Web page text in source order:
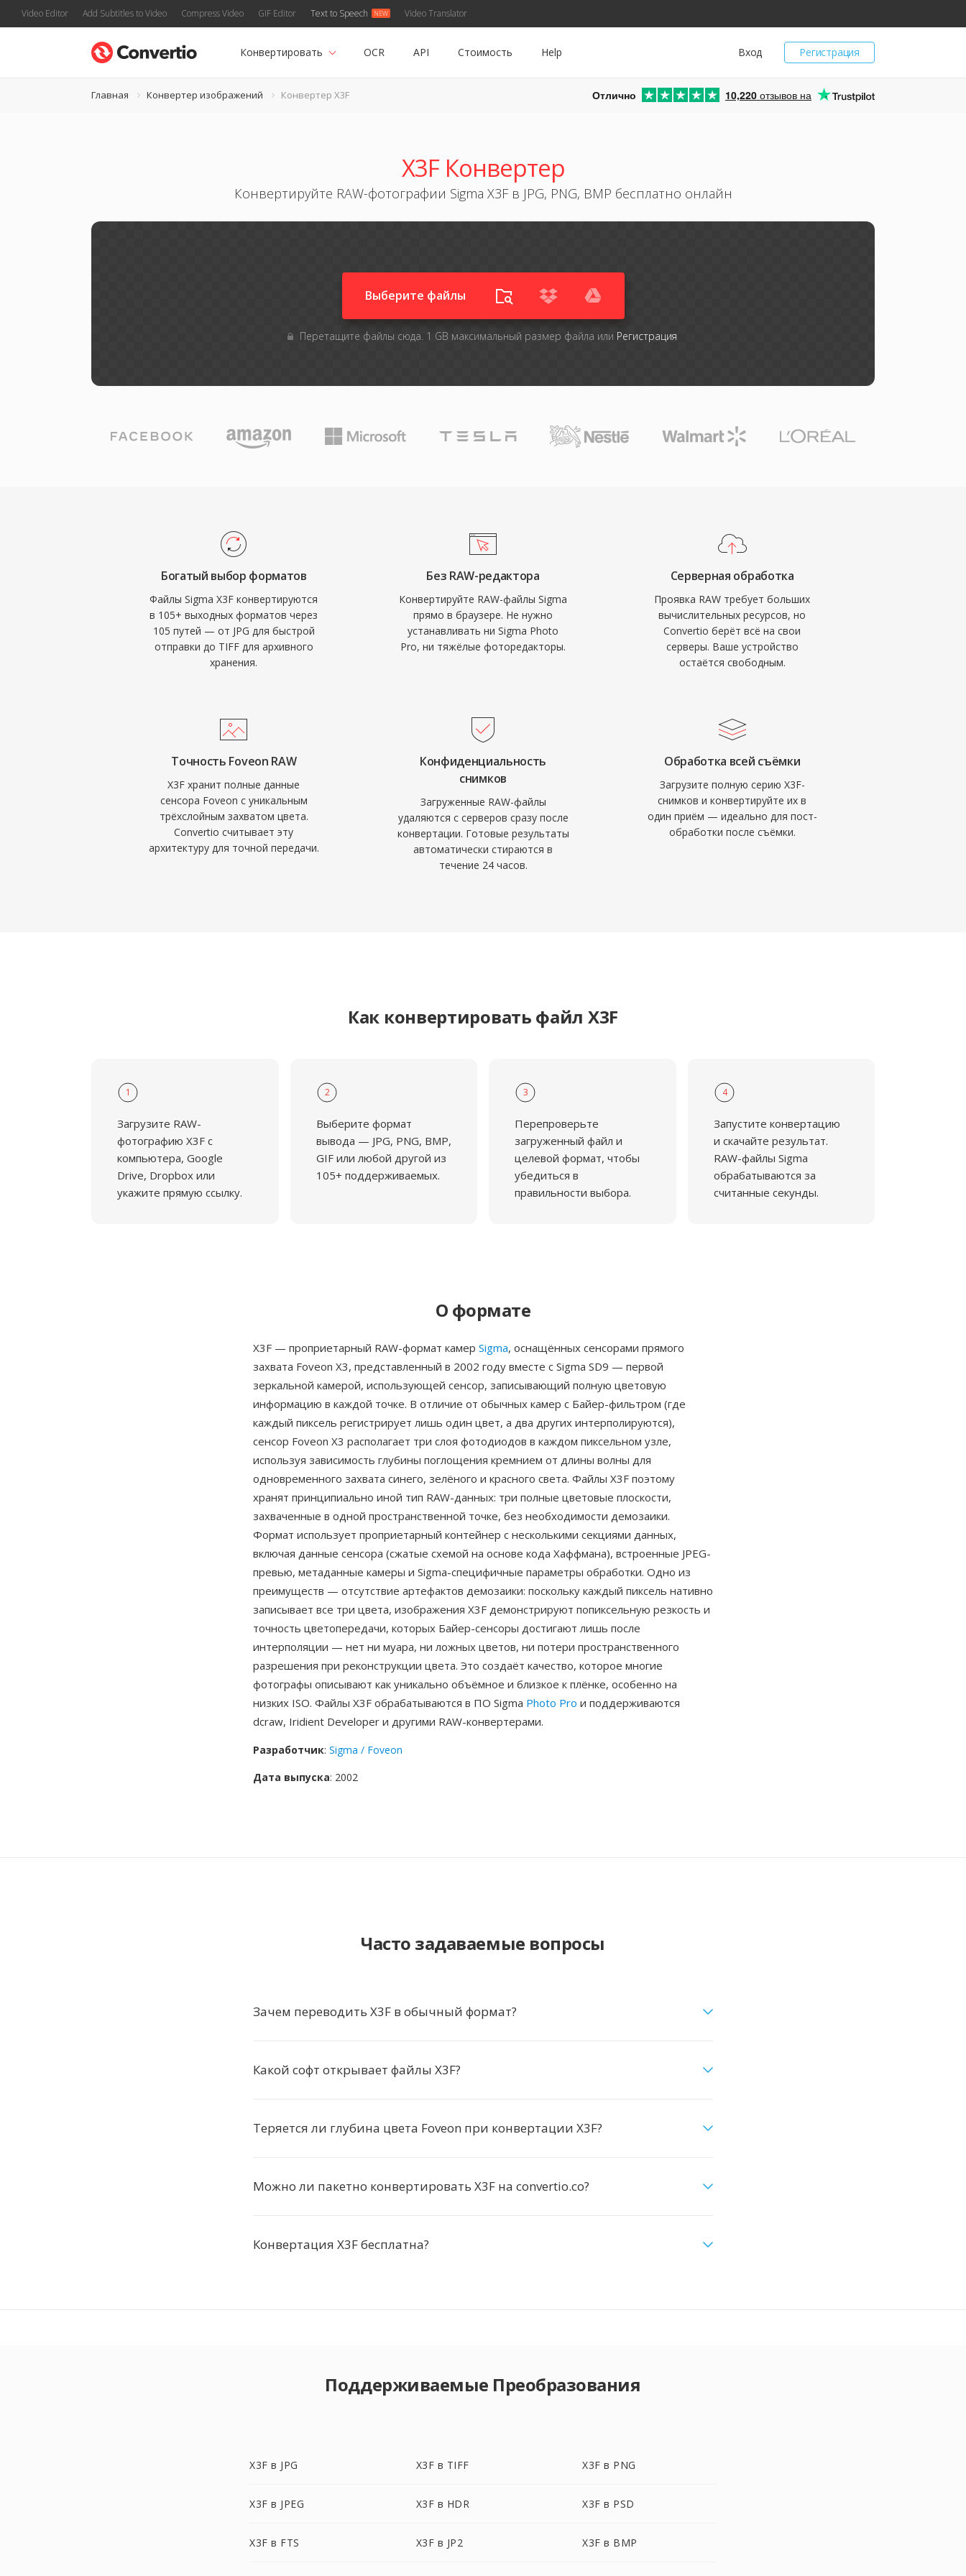
Video Editor Add Subtitles to Video Compress Video GIF Editor Text to Speech Video Translator
Регистрация
Вход
Конвертировать OCR API Стоимость Help
Главная Конвертер изображений Конвертер X3F Отлично 10,220 отзывов на
X3F Конвертер
Конвертируйте RAW-фотографии Sigma X3F в JPG, PNG, BMP бесплатно онлайн
Выберите файлы
Перетащите файлы сюда. 1 GB максимальный размер файла или Регистрация
Богатый выбор форматов
Файлы Sigma X3F конвертируются
в 105+ выходных форматов через
105 путей — от JPG для быстрой
отправки до TIFF для архивного
хранения.
Без RAW-редактора
Конвертируйте RAW-файлы Sigma
прямо в браузере. Не нужно
устанавливать ни Sigma Photo
Pro, ни тяжёлые фоторедакторы.
Серверная обработка
Проявка RAW требует больших
вычислительных ресурсов, но
Convertio берёт всё на свои
серверы. Ваше устройство
остаётся свободным.
Точность Foveon RAW
X3F хранит полные данные
сенсора Foveon с уникальным
трёхслойным захватом цвета.
Convertio считывает эту
архитектуру для точной передачи.
Конфиденциальность
снимков
Загруженные RAW-файлы
удаляются с серверов сразу после
конвертации. Готовые результаты
автоматически стираются в
течение 24 часов.
Обработка всей съёмки
Загрузите полную серию X3F-
снимков и конвертируйте их в
один приём — идеально для пост-
обработки после съёмки.
Как конвертировать файл X3F
1
Загрузите RAW-
фотографию X3F с
компьютера, Google
Drive, Dropbox или
укажите прямую ссылку.
2
Выберите формат
вывода — JPG, PNG, BMP,
GIF или любой другой из
105+ поддерживаемых.
3
Перепроверьте
загруженный файл и
целевой формат, чтобы
убедиться в
правильности выбора.
4
Запустите конвертацию
и скачайте результат.
RAW-файлы Sigma
обрабатываются за
считанные секунды.
О формате
X3F — проприетарный RAW-формат камер Sigma, оснащённых сенсорами прямого
захвата Foveon X3, представленный в 2002 году вместе с Sigma SD9 — первой
зеркальной камерой, использующей сенсор, записывающий полную цветовую
информацию в каждой точке. В отличие от обычных камер с Байер-фильтром (где
каждый пиксель регистрирует лишь один цвет, а два других интерполируются),
сенсор Foveon X3 располагает три слоя фотодиодов в каждом пиксельном узле,
используя зависимость глубины поглощения кремнием от длины волны для
одновременного захвата синего, зелёного и красного света. Файлы X3F поэтому
хранят принципиально иной тип RAW-данных: три полные цветовые плоскости,
захваченные в одной пространственной точке, без необходимости демозаики.
Формат использует проприетарный контейнер с несколькими секциями данных,
включая данные сенсора (сжатые схемой на основе кода Хаффмана), встроенные JPEG-
превью, метаданные камеры и Sigma-специфичные параметры обработки. Одно из
преимуществ — отсутствие артефактов демозаики: поскольку каждый пиксель нативно
записывает все три цвета, изображения X3F демонстрируют попиксельную резкость и
точность цветопередачи, которых Байер-сенсоры достигают лишь после
интерполяции — нет ни муара, ни ложных цветов, ни потери пространственного
разрешения при реконструкции цвета. Это создаёт качество, которое многие
фотографы описывают как уникально объёмное и близкое к плёнке, особенно на
низких ISO. Файлы X3F обрабатываются в ПО Sigma Photo Pro и поддерживаются
dcraw, Iridient Developer и другими RAW-конвертерами.
Разработчик: Sigma / Foveon
Дата выпуска: 2002
Часто задаваемые вопросы
Зачем переводить X3F в обычный формат?
Какой софт открывает файлы X3F?
Теряется ли глубина цвета Foveon при конвертации X3F?
Можно ли пакетно конвертировать X3F на convertio.co?
Конвертация X3F бесплатна?
Поддерживаемые Преобразования
X3F в JPG X3F в TIFF X3F в PNG
X3F в JPEG X3F в HDR X3F в PSD
X3F в FTS X3F в JP2 X3F в BMP